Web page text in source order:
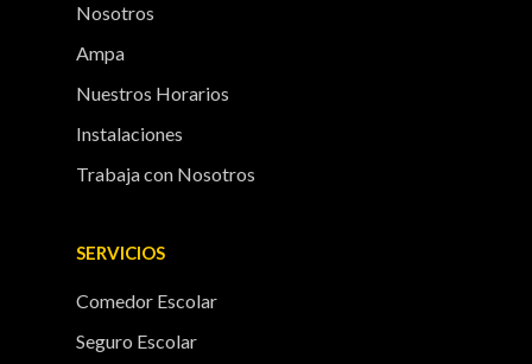
Nosotros
Ampa
Nuestros Horarios
Instalaciones
Trabaja con Nosotros
SERVICIOS
Comedor Escolar
Seguro Escolar